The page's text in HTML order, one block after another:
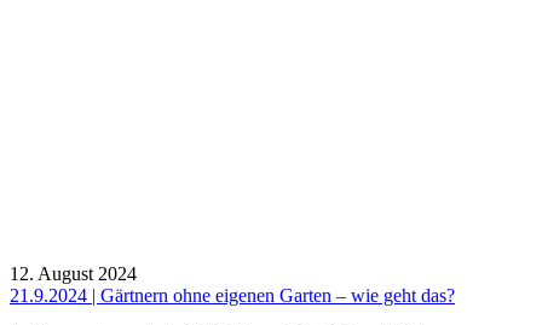
12. August 2024
21.9.2024 | Gärtnern ohne eigenen Garten – wie geht das?